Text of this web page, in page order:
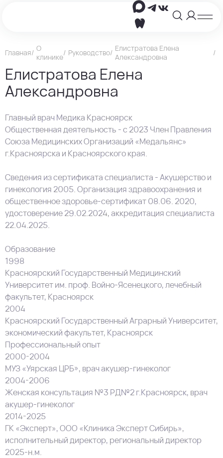
Главная О
клинике Руководство Елистратова Елена
Александровна
Елистратова Елена
Александровна
Главный врач Медика Красноярск
Общественная деятельность - с 2023 Член Правления
Союза Медицинских Организаций «Медальянс»
г.Красноярска и Красноярского края.
Сведения из сертификата специалиста - Акушерство и
гинекология 2005. Организация здравоохранения и
общественное здоровье-сертификат 08.06. 2020,
удостоверение 29.02.2024, аккредитация специалиста
22.04.2025.
Образование
1998
Красноярский Государственный Медицинский
Университет им. проф. Войно-Ясенецкого, лечебный
факультет, Красноярск
2004
Красноярский Государственный Аграрный Университет,
экономический факультет, Красноярск
Профессиональный опыт
2000-2004
МУЗ «Уярская ЦРБ», врач акушер-гинеколог
2004-2006
Женская консультация №3 РД№2 г.Красноярск, врач
акушер-гинеколог
2014-2025
ГК «Эксперт», ООО «Клиника Эксперт Сибирь»,
исполнительный директор, региональный директор
2025-н.м.